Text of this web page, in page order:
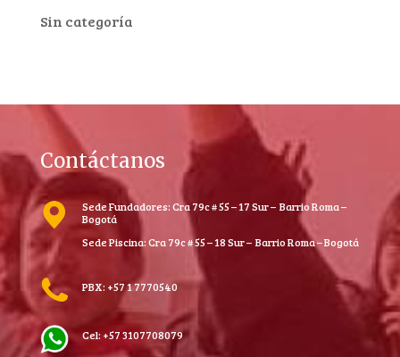
Sin categoría
Contáctanos
Sede Fundadores: Cra 79c # 55 – 17 Sur – Barrio Roma –
Bogotá
Sede Piscina: Cra 79c # 55 – 18 Sur – Barrio Roma – Bogotá
PBX: +57 1 7770540
Cel: +57 3107708079